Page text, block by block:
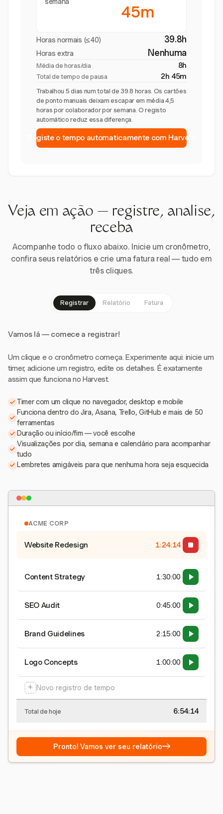
45m
Horas normais (≤40) 39.8h
Horas extra Nenhuma
Média de horas/dia 8h
Total de tempo de pausa 2h 45m
Trabalhou 5 dias num total de 39.8 horas. Os cartões
de ponto manuais deixam escapar em média 4,5
horas por colaborador por semana. O registo
automático reduz essa diferença.
Registe o tempo automaticamente com Harvest
Veja em ação — registre, analise,
receba
Acompanhe todo o fluxo abaixo. Inicie um cronômetro,
confira seus relatórios e crie uma fatura real — tudo em
três cliques.
Registrar Relatório Fatura
Vamos lá — comece a registrar!
Um clique e o cronômetro começa. Experimente aqui: inicie um
timer, adicione um registro, edite os detalhes. É exatamente
assim que funciona no Harvest.
Timer com um clique no navegador, desktop e mobile
Funciona dentro do Jira, Asana, Trello, GitHub e mais de 50
ferramentas
Duração ou início/fim — você escolhe
Visualizações por dia, semana e calendário para acompanhar
tudo
Lembretes amigáveis para que nenhuma hora seja esquecida
ACME CORP
Website Redesign 1:24:15
Content Strategy 1:30:00
SEO Audit 0:45:00
Brand Guidelines 2:15:00
Logo Concepts 1:00:00
+ Novo registro de tempo
Total de hoje 6:54:15
Pronto! Vamos ver seu relatório→